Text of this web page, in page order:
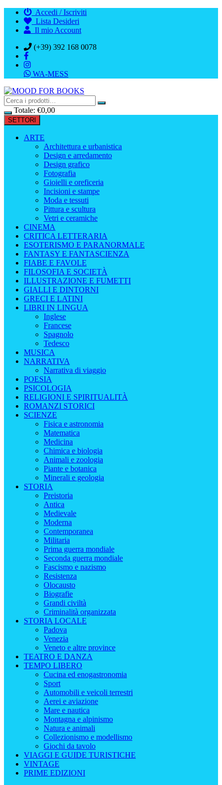
contenuto
Accedi / Iscriviti
Lista Desideri
Il mio Account
(+39) 392 168 0078
WA-MESS
Totale: €0,00
SETTORI
ARTE
Architettura e urbanistica
Design e arredamento
Design grafico
Fotografia
Gioielli e oreficeria
Incisioni e stampe
Moda e tessuti
Pittura e scultura
Vetri e ceramiche
CINEMA
CRITICA LETTERARIA
ESOTERISMO E PARANORMALE
FANTASY E FANTASCIENZA
FIABE E FAVOLE
FILOSOFIA E SOCIETÀ
ILLUSTRAZIONE E FUMETTI
GIALLI E DINTORNI
GRECI E LATINI
LIBRI IN LINGUA
Inglese
Francese
Spagnolo
Tedesco
MUSICA
NARRATIVA
Narrativa di viaggio
POESIA
PSICOLOGIA
RELIGIONI E SPIRITUALITÀ
ROMANZI STORICI
SCIENZE
Fisica e astronomia
Matematica
Medicina
Chimica e biologia
Animali e zoologia
Piante e botanica
Minerali e geologia
STORIA
Preistoria
Antica
Medievale
Moderna
Contemporanea
Militaria
Prima guerra mondiale
Seconda guerra mondiale
Fascismo e nazismo
Resistenza
Olocausto
Biografie
Grandi civiltà
Criminalità organizzata
STORIA LOCALE
Padova
Venezia
Veneto e altre province
TEATRO E DANZA
TEMPO LIBERO
Cucina ed enogastronomia
Sport
Automobili e veicoli terrestri
Aerei e aviazione
Mare e nautica
Montagna e alpinismo
Natura e animali
Collezionismo e modellismo
Giochi da tavolo
VIAGGI E GUIDE TURISTICHE
VINTAGE
PRIME EDIZIONI